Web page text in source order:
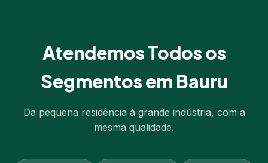
Atendemos Todos os
Segmentos em Bauru
Da pequena residência à grande indústria, com a
mesma qualidade.